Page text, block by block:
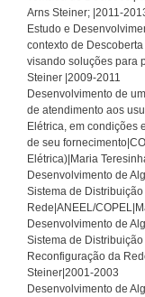
Arns Steiner; |2011-
Estudo e
contexto de
visando soluções para
Steiner |2009-2011
Desenvolvimento de
de atendimento aos
Elétrica, em condições
de seu
Elétrica)|Maria
Desenvolvimento de
Sistema de
Rede|ANEEL/
Desenvolvimento de
Sistema de
Reconfiguração da
Steiner|2001-2003
Desenvolvimento de